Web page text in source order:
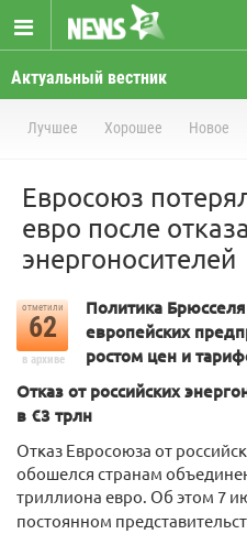
Актуальный вестник
Лучшее Хорошее Новое
Евросоюз
евро после
энергоносителей
отметили
62
в архиве
Политика
европейских
ростом цен и
Отказ от российских
в €3 трлн
Отказ Евросоюза от
обошелся странам
триллиона евро. Об этом 7
постоянном